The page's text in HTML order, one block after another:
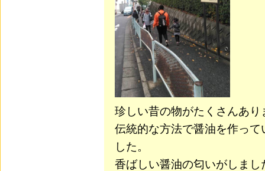
珍しい昔の物がたくさんあり
伝統的な方法で醤油を作っ
した。
香ばしい醤油の匂いがしまし